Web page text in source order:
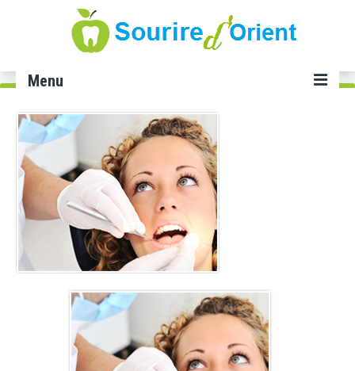
Menu
Accueil
Soins dentaires
Implant dentaire Tunisie
Facette dentaire Tunisie
Smile infinity Tunisie
Blanchiment dents Tunisie
Gingivectomie Tunisie
Cabinet